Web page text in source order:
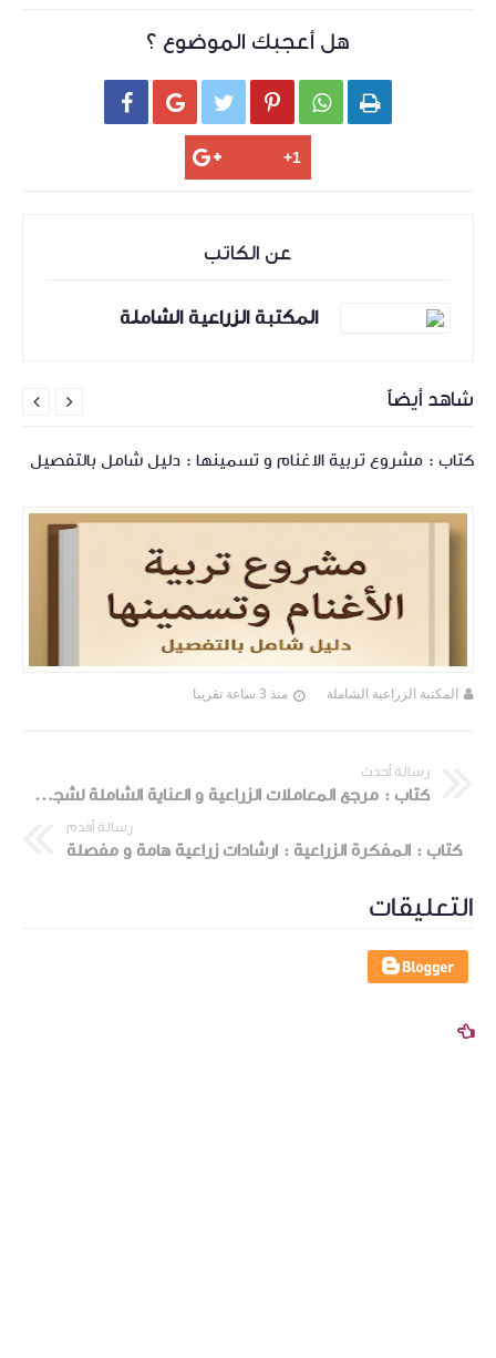
هل أعجبك الموضوع ؟
     
عن الكاتب
المكتبة الزراعية الشاملة
شاهد أيضاً
كتاب : مشروع تربية الاغنام و تسمينها : دليل شامل بالتفصيل
المكتبة الزراعية الشاملة منذ 3 ساعة تقريبا


رسالة أحدث
كتاب : مرجع المعاملات الزراعية و العناية الشاملة لشجرة الدراق
رسالة أقدم
كتاب : المفكرة الزراعية : ارشادات زراعية هامة و مفصلة
التعليقات